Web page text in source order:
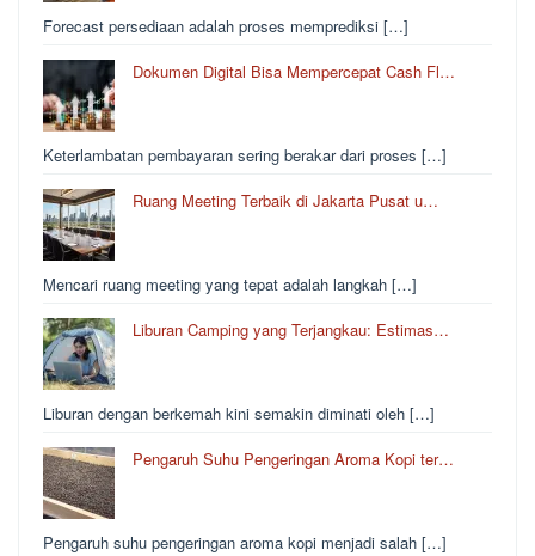
Forecast persediaan adalah proses memprediksi […]
Dokumen Digital Bisa Mempercepat Cash Fl…
Keterlambatan pembayaran sering berakar dari proses […]
Ruang Meeting Terbaik di Jakarta Pusat u…
Mencari ruang meeting yang tepat adalah langkah […]
Liburan Camping yang Terjangkau: Estimas…
Liburan dengan berkemah kini semakin diminati oleh […]
Pengaruh Suhu Pengeringan Aroma Kopi ter…
Pengaruh suhu pengeringan aroma kopi menjadi salah […]